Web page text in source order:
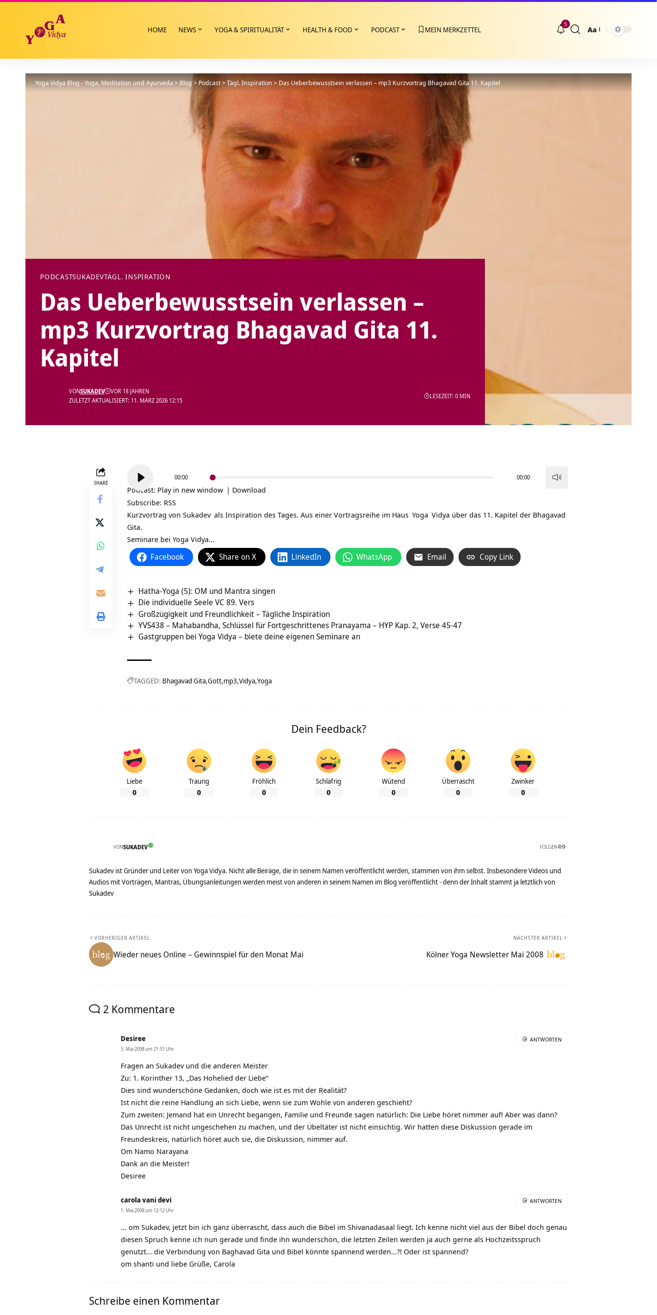
HOME NEWS YOGA & SPIRITUALITÄT HEALTH & FOOD PODCAST MEIN MERKZETTEL
5
Größenänderung
Aa
Yoga Vidya Blog - Yoga, Meditation und Ayurveda>Blog>Podcast>Tägl. Inspiration>Das Ueberbewusstsein verlassen – mp3 Kurzvortrag Bhagavad Gita 11. Kapitel
PODCASTSUKADEVTÄGL. INSPIRATION
Das Ueberbewusstsein verlassen –
mp3 Kurzvortrag Bhagavad Gita 11.
Kapitel
ZULETZT AKTUALISIERT: 11. MÄRZ 2026 12:15
VONSUKADEV VOR 18 JAHREN
LESEZEIT: 0 MIN
SHARE
Player
00:00 00:00
Podcast: Play in new window | Download
Subscribe: RSS
Kurzvortrag von Sukadev als Inspiration des Tages. Aus einer Vortragsreihe im Haus Yoga Vidya über das 11. Kapitel der Bhagavad
Gita.
Seminare bei Yoga Vidya…
Facebook Share on X LinkedIn WhatsApp Email Copy Link
Hatha-Yoga (5): OM und Mantra singen
Die individuelle Seele VC 89. Vers
Großzügigkeit und Freundlichkeit – Tägliche Inspiration
YVS438 – Mahabandha, Schlüssel für Fortgeschrittenes Pranayama – HYP Kap. 2, Verse 45-47
Gastgruppen bei Yoga Vidya – biete deine eigenen Seminare an
TAGGED: Bhagavad Gita Gott mp3 Vidya Yoga
Dein Feedback?
Liebe
0
Traurig
0
Fröhlich
0
Schläfrig
0
Wütend
0
Überrascht
0
Zwinker
0
VONSUKADEV FOLGEN
Sukadev ist Gründer und Leiter von Yoga Vidya. Nicht alle Beiräge, die in seinem Namen veröffentlicht werden, stammen von ihm selbst. Insbesondere Videos und
Audios mit Vorträgen, Mantras, Übungsanleitungen werden meist von anderen in seinem Namen im Blog veröffentlicht - denn der Inhalt stammt ja letztlich von
Sukadev
VORHERIGER ARTIKEL
Wieder neues Online – Gewinnspiel für den Monat Mai
NÄCHSTER ARTIKEL
Kölner Yoga Newsletter Mai 2008
2 Kommentare
Desiree
3. Mai 2008 um 21:51 Uhr
Fragen an Sukadev und die anderen Meister
Zu: 1. Korinther 13, „Das Hohelied der Liebe“
Dies sind wunderschöne Gedanken, doch wie ist es mit der Realität?
Ist nicht die reine Handlung an sich Liebe, wenn sie zum Wohle von anderen geschieht?
Zum zweiten: Jemand hat ein Unrecht begangen, Familie und Freunde sagen natürlich: Die Liebe höret nimmer auf! Aber was dann?
Das Unrecht ist nicht ungeschehen zu machen, und der Übeltäter ist nicht einsichtig. Wir hatten diese Diskussion gerade im
Freundeskreis, natürlich höret auch sie, die Diskussion, nimmer auf.
Om Namo Narayana
Dank an die Meister!
Desiree
ANTWORTEN
carola vani devi
1. Mai 2008 um 12:12 Uhr
… om Sukadev, jetzt bin ich ganz überrascht, dass auch die Bibel im Shivanadasaal liegt. Ich kenne nicht viel aus der Bibel doch genau
diesen Spruch kenne ich nun gerade und finde ihn wunderschön, die letzten Zeilen werden ja auch gerne als Hochzeitsspruch
genutzt… die Verbindung von Baghavad Gita und Bibel könnte spannend werden…?! Oder ist spannend?
om shanti und liebe Grüße, Carola
ANTWORTEN
Schreibe einen Kommentar